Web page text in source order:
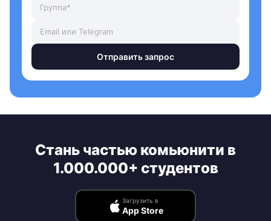
Отправить запрос
Стань частью комьюнити в
1.000.000+ студентов
Загрузить в
App Store